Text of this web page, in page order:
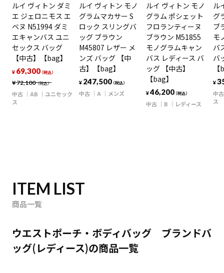
ルイ ヴィトン ダミ
エ ジェロニモス エ
ベヌ N51994 ダミ
エキャンバス ユニ
セックス バッグ
【中古】【bag】
¥72,100（税込）
¥ 69,300（税込）
中古 AB
ユニセック
ス
ルイ ヴィトン モノ
グラムマカサー S
ロック スリングバ
ッグ ブラウン
M45807 レザー メ
ンズ バッグ 【中
古】【bag】
¥ 247,500（税込）
中古 A メンズ
ルイ ヴィトン モノ
グラム ポシェット
フロランティーヌ
ブラウン M51855
モノグラムキャン
バス レディース バ
ッグ 【中古】
【bag】
¥46,200（税込）
中古 B レディース
ル
グ
ブ
モ
バ
バ
¥
中古
ス
ITEM LIST
商品一覧
ウエストポーチ・ボディバッグ ブランドバ
ッグ(レディース)の商品一覧